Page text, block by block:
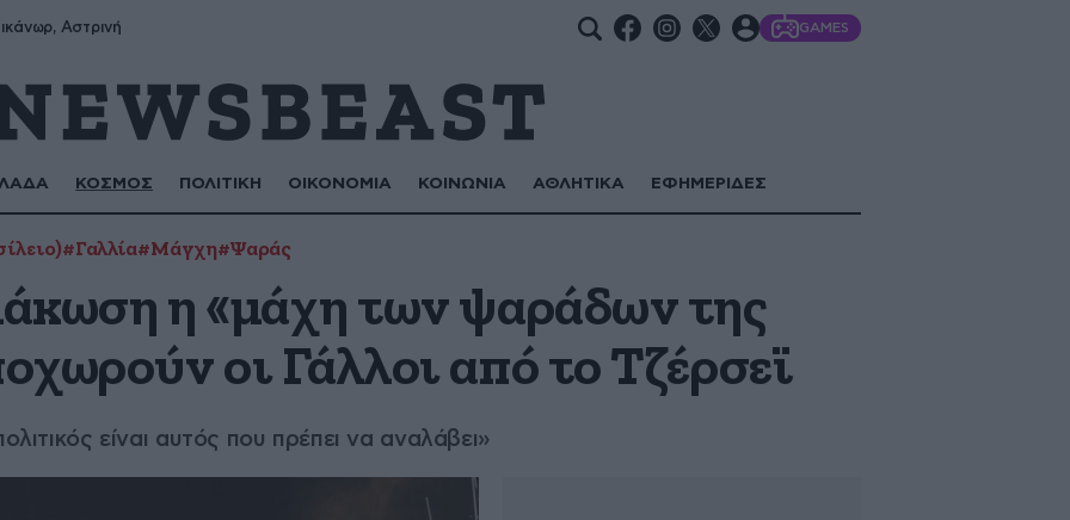
Αστρινή GAMES
ΚΟΣΜΟΣ ΠΟΛΙΤΙΚΗ ΟΙΚΟΝΟΜΙΑ ΚΟΙΝΩΝΙΑ ΑΘΛΗΤΙΚΑ ΕΦΗΜΕΡΙΔΕΣ
#Γαλλία#Μάγχη#Ψαράς
η «μάχη των ψαράδων της
οι Γάλλοι από το Τζέρσεϊ
είναι αυτός που πρέπει να αναλάβει»